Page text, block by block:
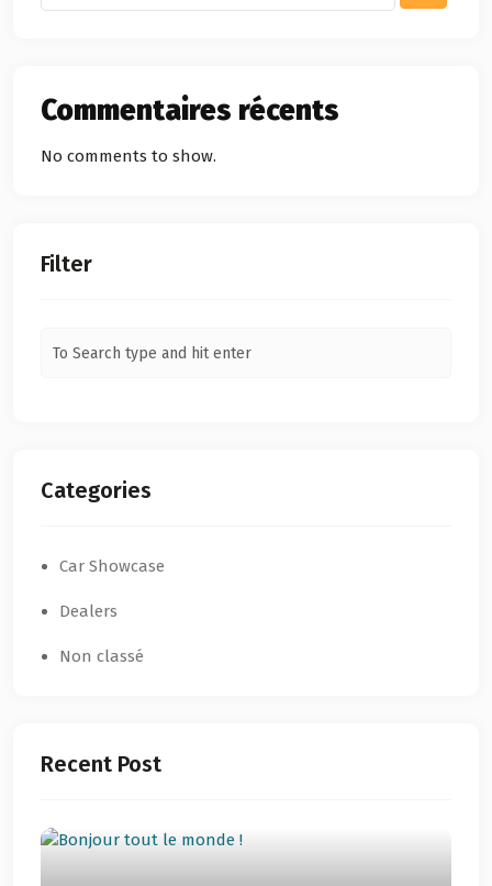
Commentaires récents
No comments to show.
Filter
Categories
Car Showcase
Dealers
Non classé
Recent Post